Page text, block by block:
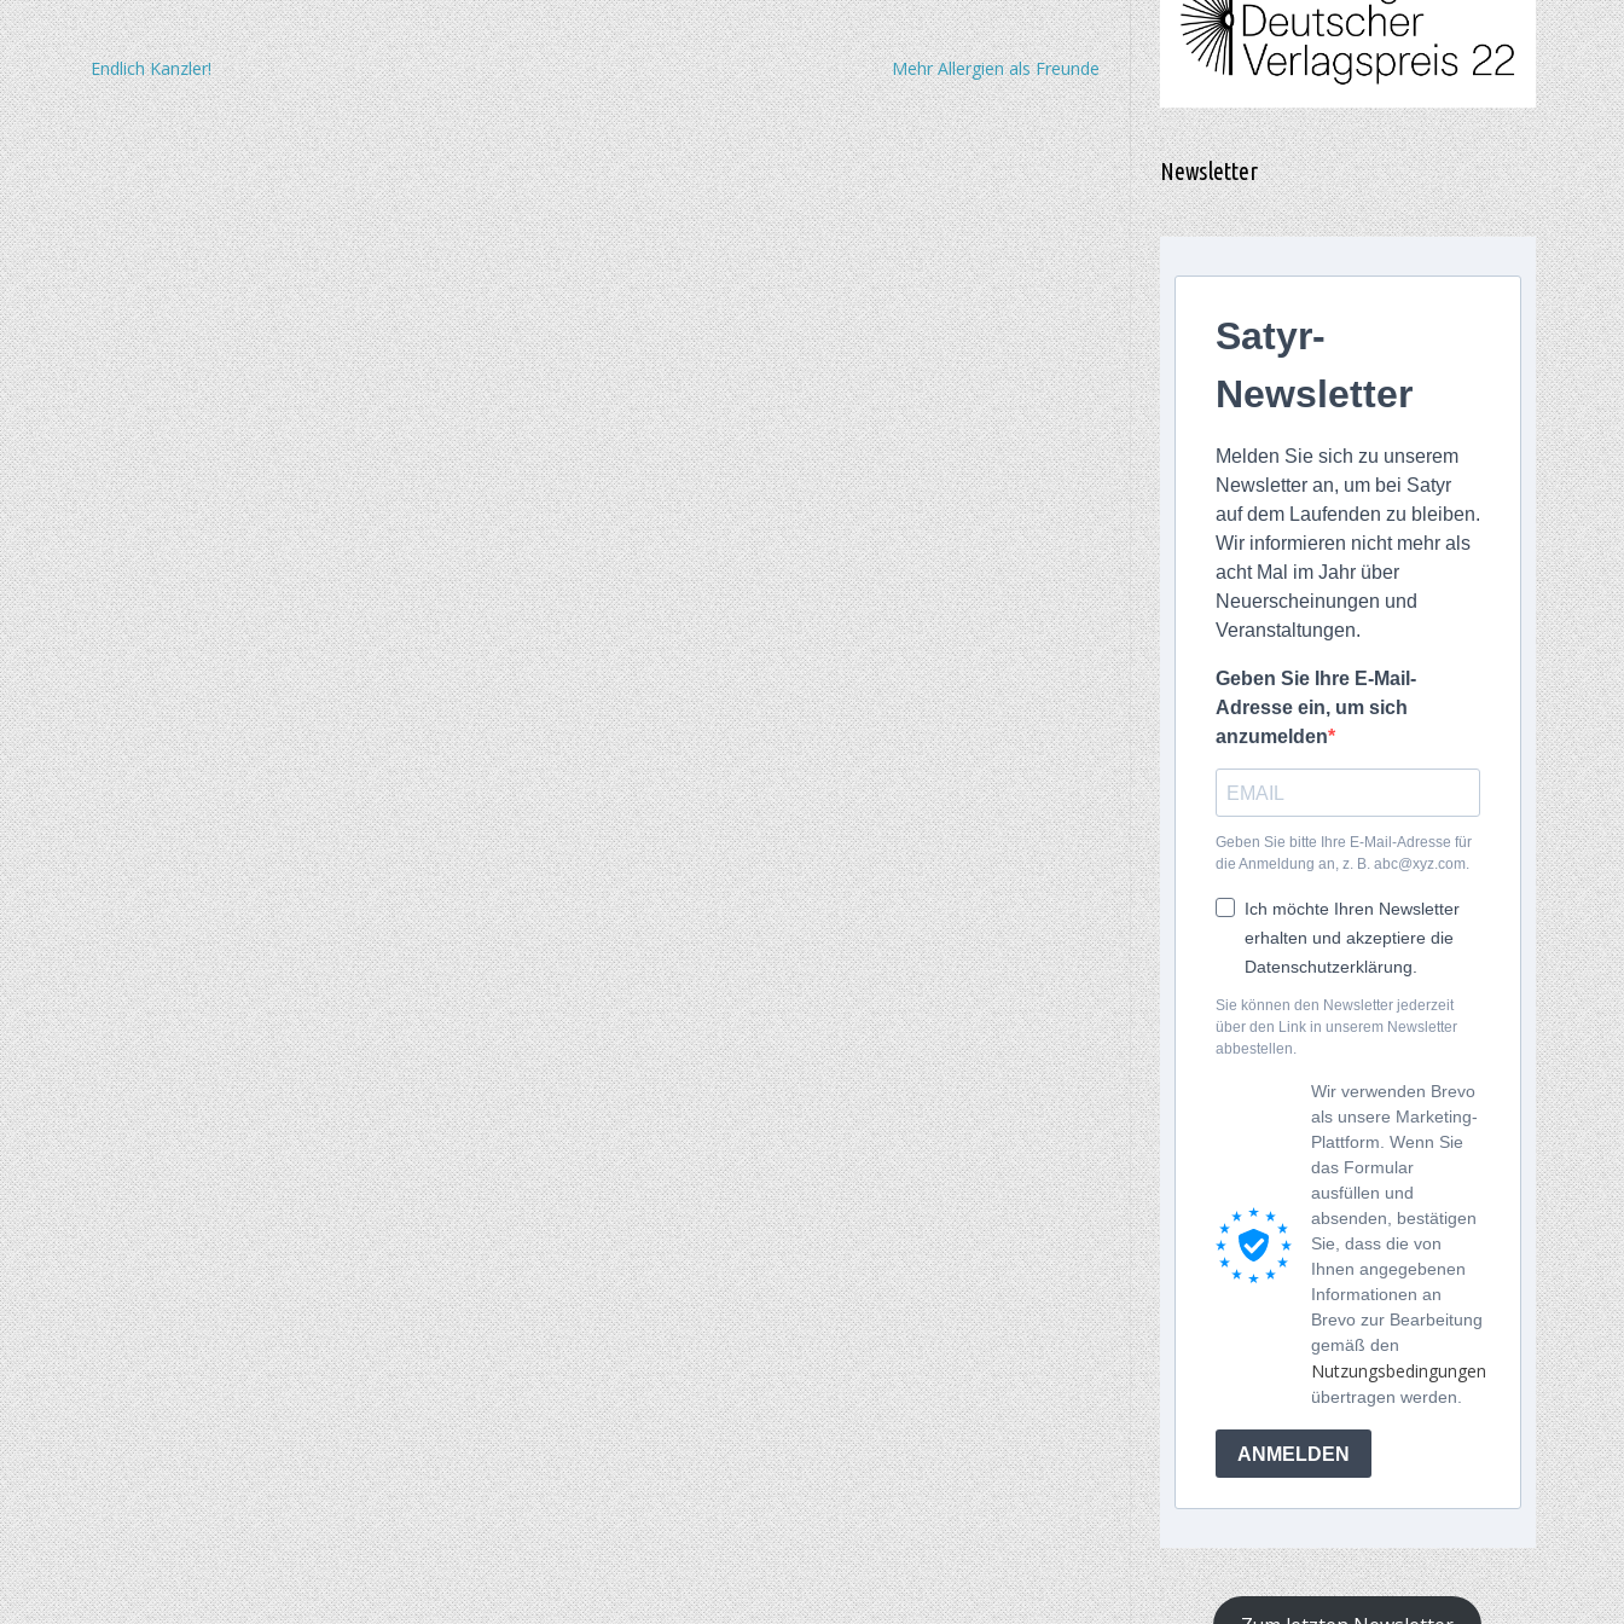
Beitragsnavigation
Mehr Allergien als Freunde
Endlich Kanzler!
Newsletter
Satyr-
Newsletter
Melden Sie sich zu unserem
Newsletter an, um bei Satyr
auf dem Laufenden zu bleiben.
Wir informieren nicht mehr als
acht Mal im Jahr über
Neuerscheinungen und
Veranstaltungen.
Geben Sie Ihre E-Mail-
Adresse ein, um sich
anzumelden
Geben Sie bitte Ihre E-Mail-Adresse für
die Anmeldung an, z. B. abc@xyz.com.
Ich möchte Ihren Newsletter
erhalten und akzeptiere die
Datenschutzerklärung.
Sie können den Newsletter jederzeit
über den Link in unserem Newsletter
abbestellen.
Wir verwenden Brevo
als unsere Marketing-
Plattform. Wenn Sie
das Formular
ausfüllen und
absenden, bestätigen
Sie, dass die von
Ihnen angegebenen
Informationen an
Brevo zur Bearbeitung
gemäß den
Nutzungsbedingungen
übertragen werden.
ANMELDEN